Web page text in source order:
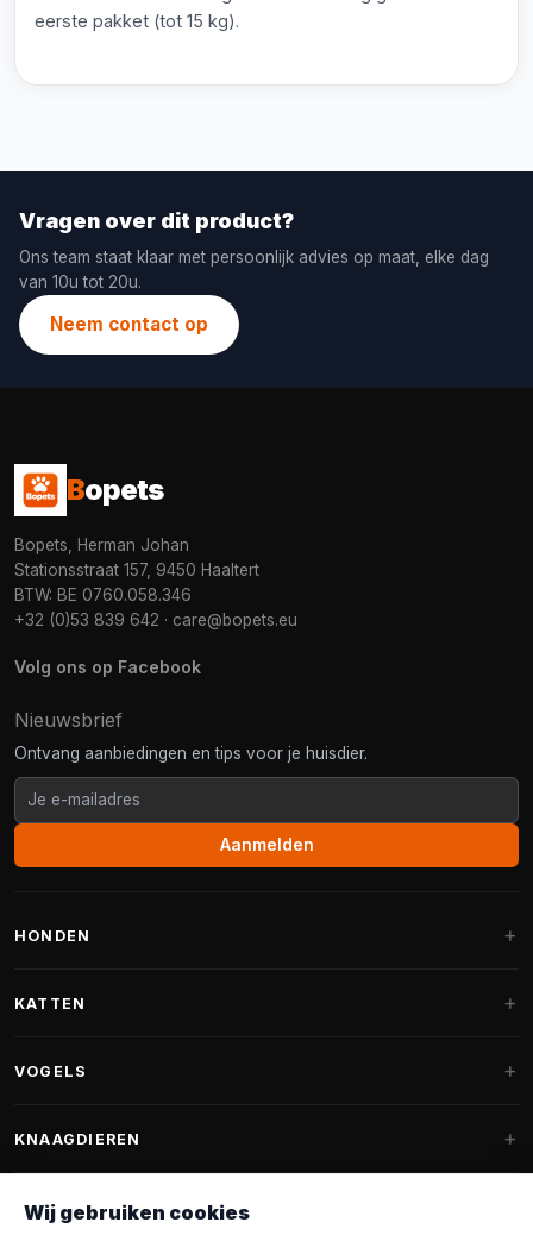
eerste pakket (tot 15 kg).
Vragen over dit product?
Ons team staat klaar met persoonlijk advies op maat, elke dag
van 10u tot 20u.
Neem contact op
Bopets
Bopets, Herman Johan
Stationsstraat 157, 9450 Haaltert
BTW: BE 0760.058.346
+32 (0)53 839 642 · care@bopets.eu
Volg ons op Facebook
Nieuwsbrief
Ontvang aanbiedingen en tips voor je huisdier.
Aanmelden
HONDEN
Fantail hondenmanden
Hondenspeelgoed
KATTEN
Krabpalen voor Maine Coon
VOGELS
Vogelvoer binnenvogels
Voederhuisjes
KNAAGDIEREN
Wij gebruiken cookies